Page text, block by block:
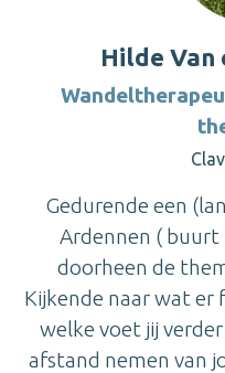
Hilde Van
Gedurende een
Ardennen ( buurt
doorheen de
Kijkende naar wat er
welke voet jij
afstand nemen van